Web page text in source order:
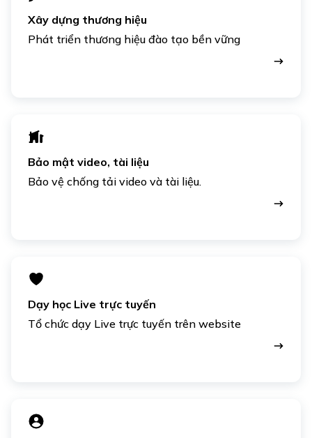
Xây dựng thương hiệu
Phát triển thương hiệu đào tạo bền vững
Bảo mật video, tài liệu
Bảo vệ chống tải video và tài liệu.
Dạy học Live trực tuyến
Tổ chức dạy Live trực tuyến trên website